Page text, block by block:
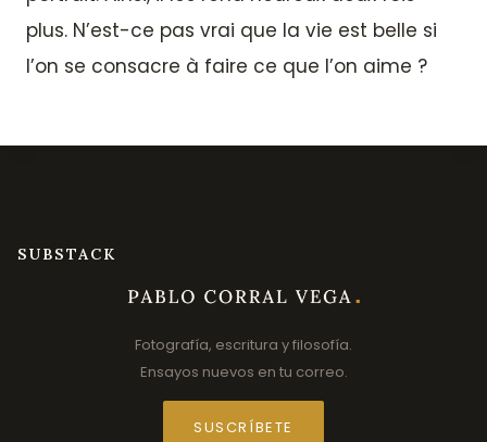
plus. N’est-ce pas vrai que la vie est belle si
l’on se consacre à faire ce que l’on aime ?
SUBSTACK
Fotografía, escritura y filosofía.
Ensayos nuevos en tu correo.
SUSCRÍBETE